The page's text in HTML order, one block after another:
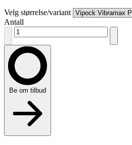
Velg størrelse/variant
Antall
Be om tilbud